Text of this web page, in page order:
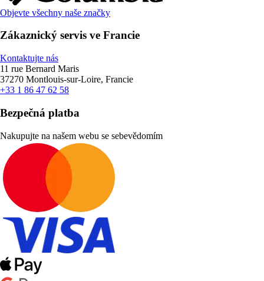
Objevte všechny naše značky
Zákaznický servis ve Francie
Kontaktujte nás
11 rue Bernard Maris
37270 Montlouis-sur-Loire, Francie
+33 1 86 47 62 58
Bezpečná platba
Nakupujte na našem webu se sebevědomím